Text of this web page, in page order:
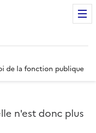
de la fonction publique
n'est donc plus